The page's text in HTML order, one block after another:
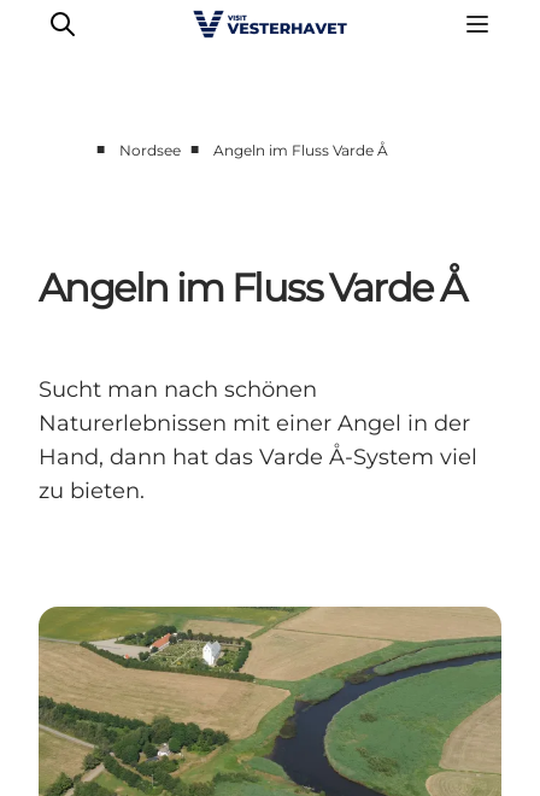
Unsere Städte
Essen & Übernachtung
Plane deine Reise
■ Nordsee ■ Angeln im Fluss Varde Å
Angeln im Fluss Varde Å
Sucht man nach schönen
Naturerlebnissen mit einer Angel in der
Hand, dann hat das Varde Å-System viel
zu bieten.